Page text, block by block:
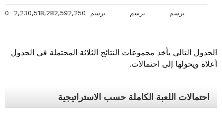
يرسم يرسم يرسم 2,230,518,282,592,250
الجدول التالي يأخذ مجموعات النتائج الثلاثة المحتملة في الجدول
أعلاه ويحولها إلى احتمالات.
احتمالات اللعبة الكاملة حسب الاستراتيجية